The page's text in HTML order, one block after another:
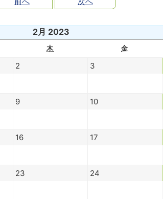
2月 2023
木 金
2 3
9 10
16 17
23 24